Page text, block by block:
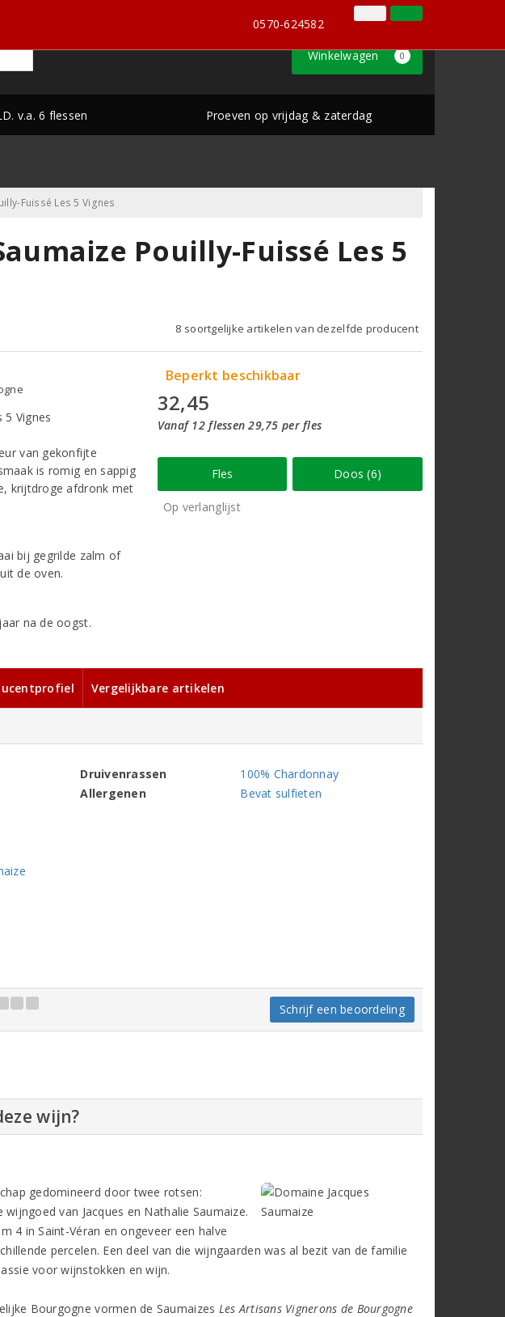
0570-624582 Inloggen Klantenservice
Winkelwagen 0
v.a. 6 flessen Proeven op vrijdag & zaterdag
0570-624582
Fuissé Les 5 Vignes
Pouilly-Fuissé Les 5
8 soortgelijke artikelen van dezelfde producent
van gekonfijte
is romig en sappig
krijtdroge afdronk met
bij gegrilde zalm of
de oven.
na de oogst.
Beperkt beschikbaar
32,45
Vanaf 12 flessen 29,75 per fles
Fles Doos (6)
Op verlanglijst
Vergelijkbare artikelen
Druivenrassen
100% Chardonnay
Allergenen
Bevat sulfieten
Schrijf een beoordeling
wijn?
gedomineerd door twee rotsen:
van Jacques en Nathalie Saumaize.
4 in Saint-Véran en ongeveer een halve
percelen. Een deel van die wijngaarden was al bezit van de familie
voor wijnstokken en wijn.
Bourgogne vormen de Saumaizes Les Artisans Vignerons de Bourgogne